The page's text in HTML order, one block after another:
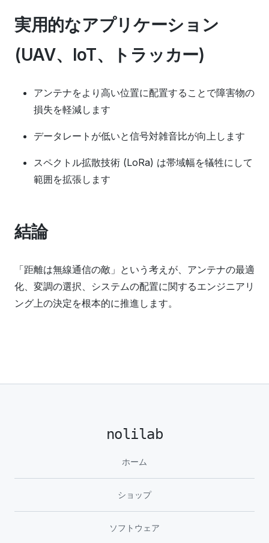
実用的なアプリケーション
(UAV、IoT、トラッカー)
アンテナをより高い位置に配置することで障害物の
損失を軽減します
データレートが低いと信号対雑音比が向上します
スペクトル拡散技術 (LoRa) は帯域幅を犠牲にして
範囲を拡張します
結論
「距離は無線通信の敵」という考えが、アンテナの最適
化、変調の選択、システムの配置に関するエンジニアリ
ング上の決定を根本的に推進します。
nolilab
ホーム
ショップ
ソフトウェア